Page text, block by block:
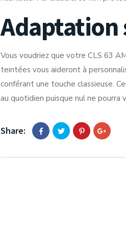
Adaptation
Vous voudriez que votre CLS 63
teintées vous aideront à
conférant une touche classieuse.
au quotidien puisque nul ne pourra
Share: